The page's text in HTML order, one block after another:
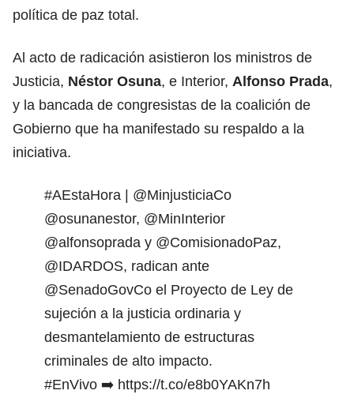
política de paz total.
Al acto de radicación asistieron los ministros de
Justicia, Néstor Osuna, e Interior, Alfonso Prada,
y la bancada de congresistas de la coalición de
Gobierno que ha manifestado su respaldo a la
iniciativa.
#AEstaHora | @MinjusticiaCo
@osunanestor, @MinInterior
@alfonsoprada y @ComisionadoPaz,
@IDARDOS, radican ante
@SenadoGovCo el Proyecto de Ley de
sujeción a la justicia ordinaria y
desmantelamiento de estructuras
criminales de alto impacto.
#EnVivo ➡️ https://t.co/e8b0YAKn7h